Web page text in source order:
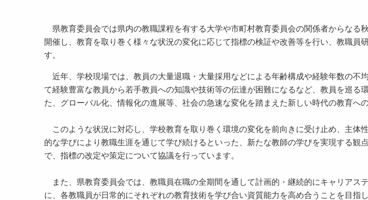
県教育委員会では県内の教職課程を有する大学や市町村教育委員会の関係者からなる
開催し、教育を取り巻く様々な状況の変化に応じて指標の検証や改善等を行い、教職員
す。
近年、学校現場では、教員の大量退職・大量採用などによる年齢構成や経験年数の不
て経験豊富な教員から若手教員への知識や技術等の伝達が困難になるなど、教員を巡る
た、グローバル化、情報化の進展等、社会の急速な変化を踏まえた新しい時代の教育へ
このような状況に対応し、学校教育を取り巻く環境の変化を前向きに受け止め、主体
的な学びにより教職生涯を通じて学び続けるといった、新たな教師の学びを実現する観
で、指標の改定や策定について協議を行っています。
また、県教育委員会では、教職員在職の全期間を通して計画的・継続的にキャリアス
に、各教職員が日常的にそれぞれの教育技術を学び合い資質能力を高め合うことを目指